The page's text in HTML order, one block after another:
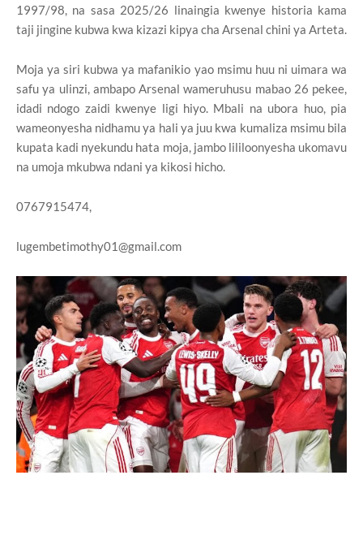
1997/98, na sasa 2025/26 linaingia kwenye historia kama
taji jingine kubwa kwa kizazi kipya cha Arsenal chini ya Arteta.
Moja ya siri kubwa ya mafanikio yao msimu huu ni uimara wa
safu ya ulinzi, ambapo Arsenal wameruhusu mabao 26 pekee,
idadi ndogo zaidi kwenye ligi hiyo. Mbali na ubora huo, pia
wameonyesha nidhamu ya hali ya juu kwa kumaliza msimu bila
kupata kadi nyekundu hata moja, jambo lililoonyesha ukomavu
na umoja mkubwa ndani ya kikosi hicho.
0767915474,
lugembetimothy01@gmail.com